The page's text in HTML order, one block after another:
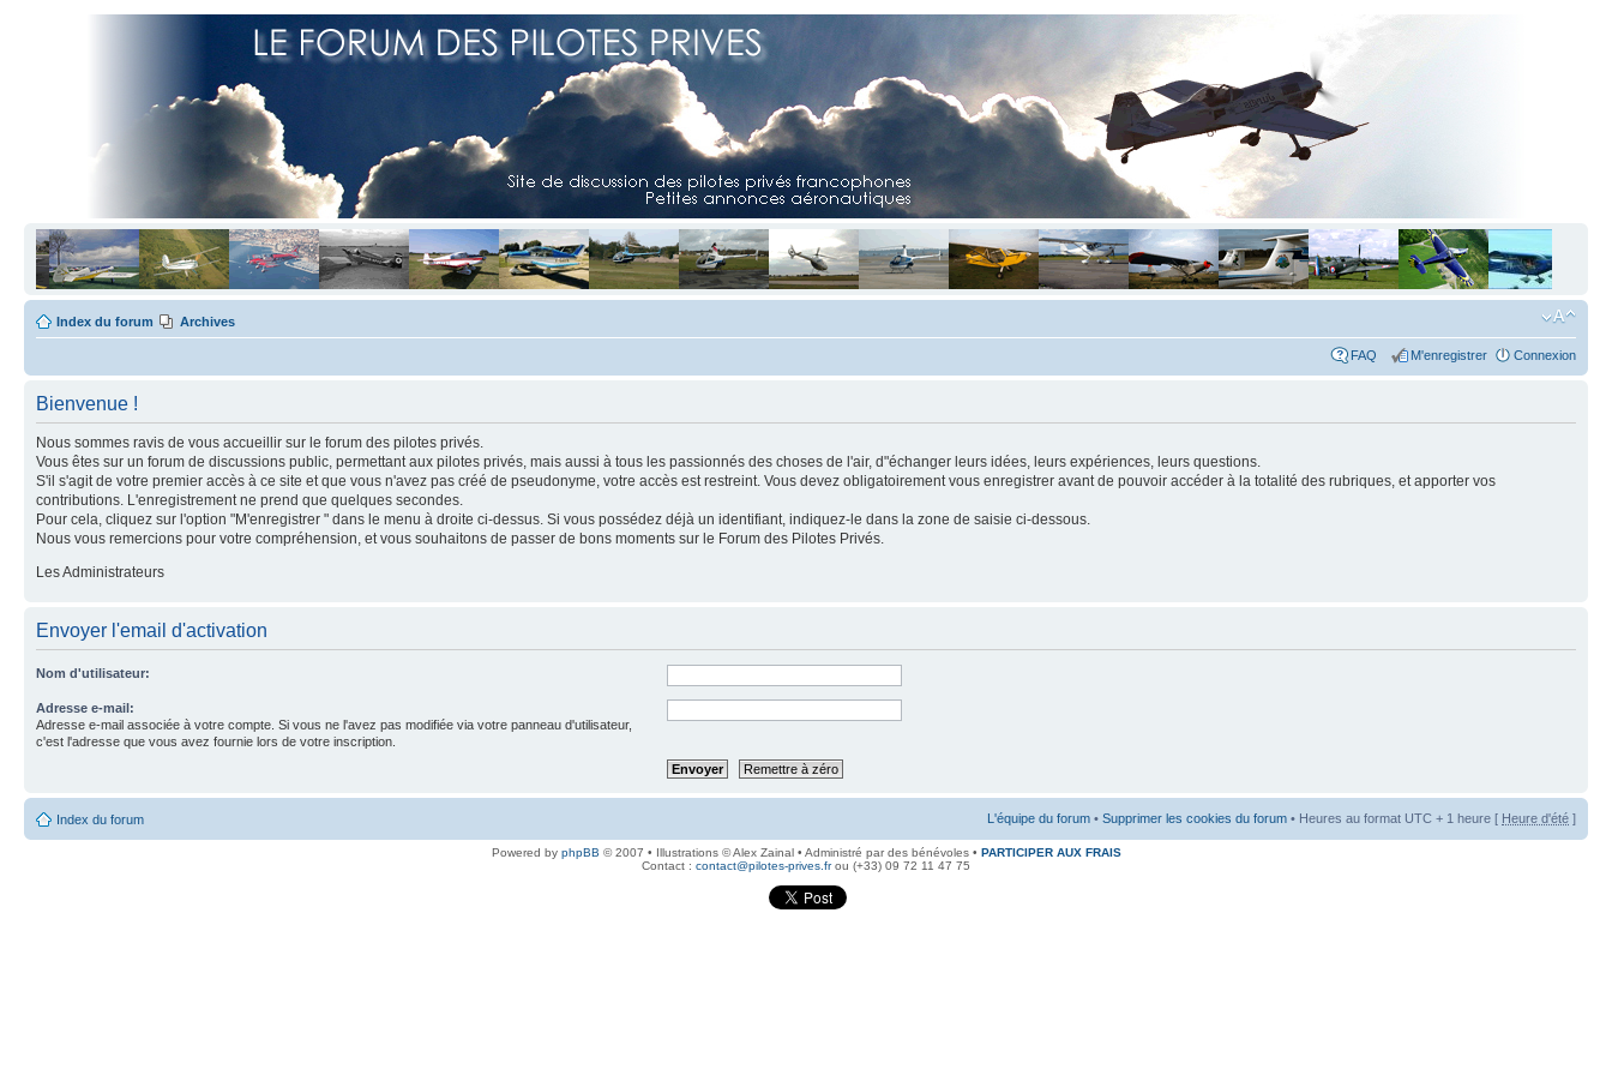
Index du forum Archives
FAQ M'enregistrer Connexion
Bienvenue !
Nous sommes ravis de vous accueillir sur le forum des pilotes privés.
Vous êtes sur un forum de discussions public, permettant aux pilotes privés, mais aussi à tous les passionnés des choses de l'air, d"échanger leurs idées, leurs expériences, leurs questions.
S'il s'agit de votre premier accès à ce site et que vous n'avez pas créé de pseudonyme, votre accès est restreint. Vous devez obligatoirement vous enregistrer avant de pouvoir accéder à la totalité des rubriques, et apporter vos
contributions. L'enregistrement ne prend que quelques secondes.
Pour cela, cliquez sur l'option "M'enregistrer " dans le menu à droite ci-dessus. Si vous possédez déjà un identifiant, indiquez-le dans la zone de saisie ci-dessous.
Nous vous remercions pour votre compréhension, et vous souhaitons de passer de bons moments sur le Forum des Pilotes Privés.
Les Administrateurs
Envoyer l'email d'activation
Nom d'utilisateur:
Adresse e-mail:
Adresse e-mail associée à votre compte. Si vous ne l'avez pas modifiée via votre panneau d'utilisateur,
c'est l'adresse que vous avez fournie lors de votre inscription.
Index du forum L'équipe du forum • Supprimer les cookies du forum • Heures au format UTC + 1 heure [ Heure d'été ]
Powered by phpBB © 2007 • Illustrations © Alex Zainal • Administré par des bénévoles • PARTICIPER AUX FRAIS
Contact : contact@pilotes-prives.frou (+33) 09 72 11 47 75